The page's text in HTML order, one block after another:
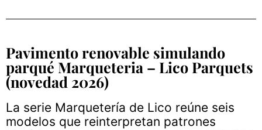
Pavimento renovable simulando
parqué Marqueteria – Lico Parquets
(novedad 2026)
La serie Marquetería de Lico reúne seis
modelos que reinterpretan patrones